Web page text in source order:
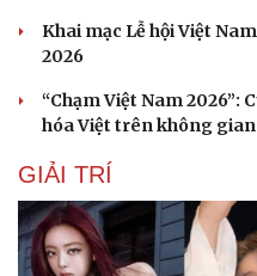
Khai mạc Lễ hội Việt
2026
“Chạm Việt Nam 2026”:
hóa Việt trên không gian
GIẢI TRÍ